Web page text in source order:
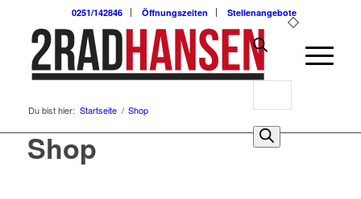
0251/142846 Öffnungszeiten Stellenangebote
0
Du bist hier: Startseite / Shop
Shop